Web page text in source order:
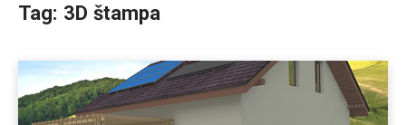
Tag: 3D štampa